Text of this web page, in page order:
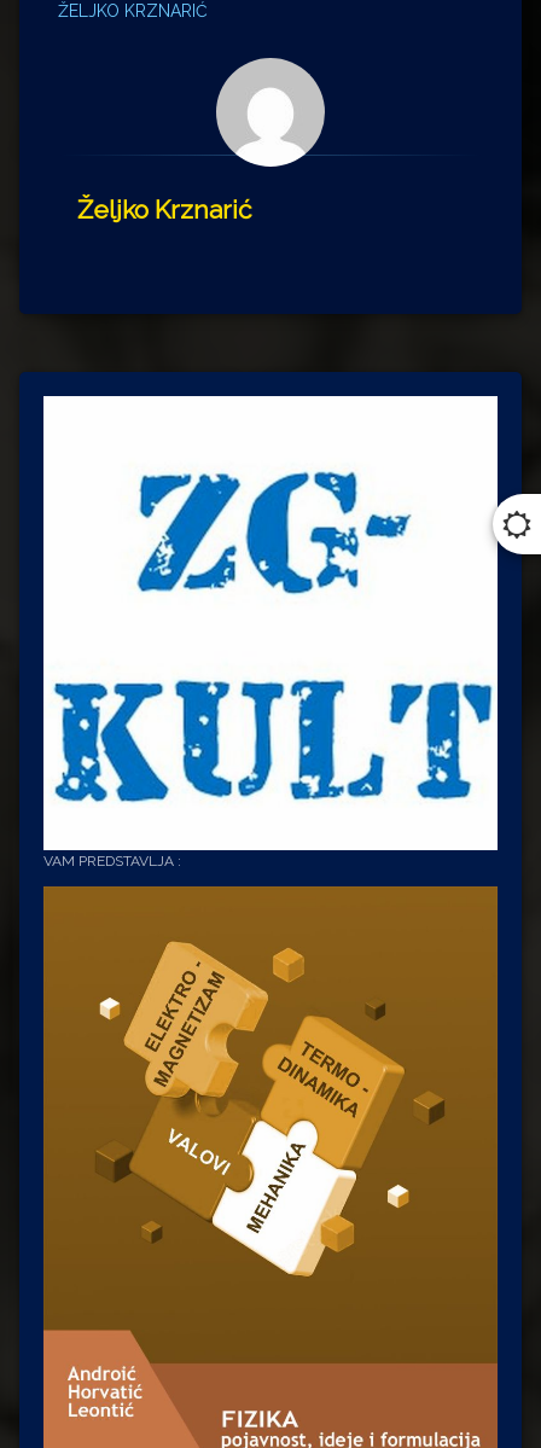
ŽELJKO KRZNARIĆ
Željko Krznarić
VAM PREDSTAVLJA :